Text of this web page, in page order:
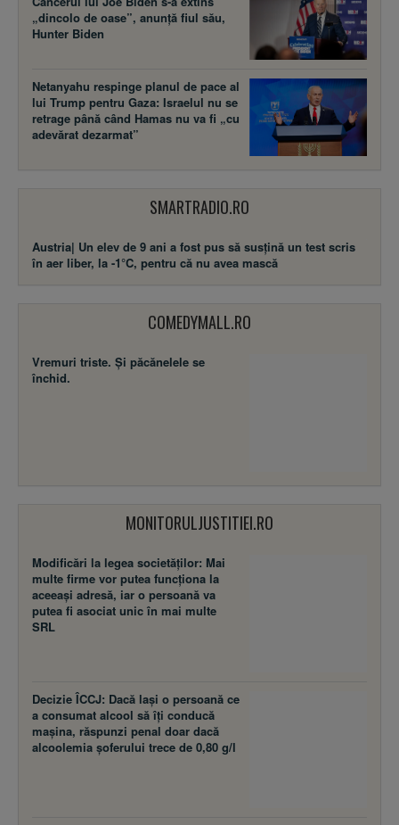
„dincolo de oase”, anunță fiul său,
Hunter Biden
Netanyahu respinge planul de pace al
lui Trump pentru Gaza: Israelul nu se
retrage până când Hamas nu va fi „cu
adevărat dezarmat”
SMARTRADIO.RO
Austria| Un elev de 9 ani a fost pus să susţină un test scris
în aer liber, la -1°C, pentru că nu avea mască
COMEDYMALL.RO
Vremuri triste. Şi păcănelele se
închid.
MONITORULJUSTITIEI.RO
Modificări la legea societăţilor: Mai
multe firme vor putea funcţiona la
aceeaşi adresă, iar o persoană va
putea fi asociat unic în mai multe
SRL
Decizie ÎCCJ: Dacă laşi o persoană ce
a consumat alcool să îţi conducă
maşina, răspunzi penal doar dacă
alcoolemia şoferului trece de 0,80 g/l